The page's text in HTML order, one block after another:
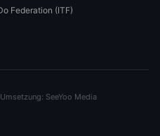
Federation (ITF)
SeeYoo Media